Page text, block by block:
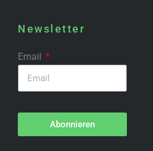
Newsletter
Email
Abonnieren